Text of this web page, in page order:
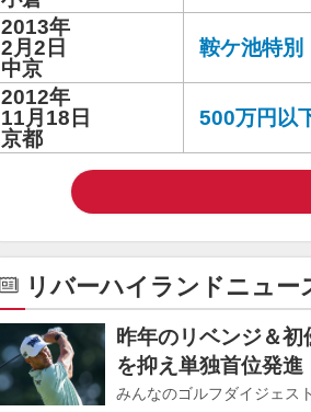
2013年
2月2日
中京
鞍ケ池特別
2012年
11月18日
京都
500万円以
リバーハイランドニュー
昨年のリベンジ＆
を抑え単独首位発進
みんなのゴルフダイジェ